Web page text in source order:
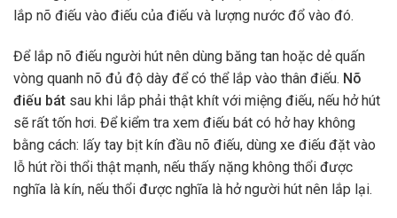
lắp nõ điếu vào điếu của điếu và lượng nước đổ vào đó.
Để lắp nõ điếu người hút nên dùng băng tan hoặc dẻ quấn
vòng quanh nõ đủ độ dày để có thể lắp vào thân điếu. Nõ
điếu bát sau khi lắp phải thật khít với miệng điếu, nếu hở hút
sẽ rất tốn hơi. Để kiểm tra xem điếu bát có hở hay không
bằng cách: lấy tay bịt kín đầu nõ điếu, dùng xe điếu đặt vào
lỗ hút rồi thổi thật mạnh, nếu thấy nặng không thổi được
nghĩa là kín, nếu thổi được nghĩa là hở người hút nên lắp lại.